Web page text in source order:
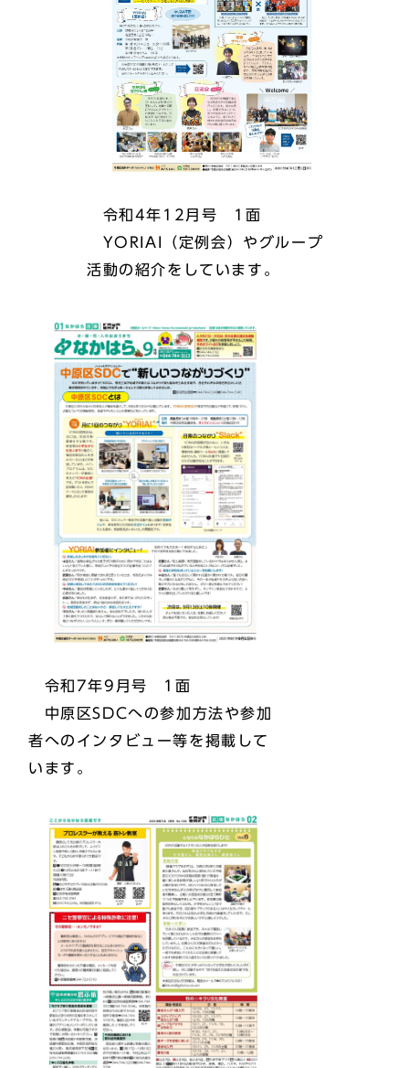
令和4年12月号 1面
YORIAI（定例会）やグループ
活動の紹介をしています。
令和7年9月号 1面
中原区SDCへの参加方法や参加
者へのインタビュー等を掲載して
います。